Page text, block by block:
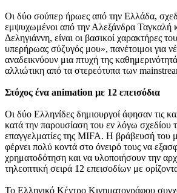
Οι δύο σούπερ ήρωες από την Ελλάδα,
εμψυχωμένοι από την Αλεξάνδρα Ταγκαλή
Δεληγιάννη, είναι οι βασικοί χαρακτήρες
υπερήρωας σύζυγός μου», πανέτοιμοι για
αναδεικνύουν μια πτυχή της
αλλιώτικη από τα στερεότυπα των
Στόχος ένα animation με 12 επεισόδια
Oι δύο Ελληνίδες δημιουργοί άφησαν τις
κατά την παρουσίαση του εν λόγω σχεδίου
επαγγελματίες της MIFA. Η βράβευσή του
φέρνει πολύ κοντά στο όνειρό τους να
χρηματοδότηση και να υλοποιήσουν την
τηλεοπτική σειρά 12 επεισοδίων με
Το Ελληνικό Κέντρο Κινηματογράφου